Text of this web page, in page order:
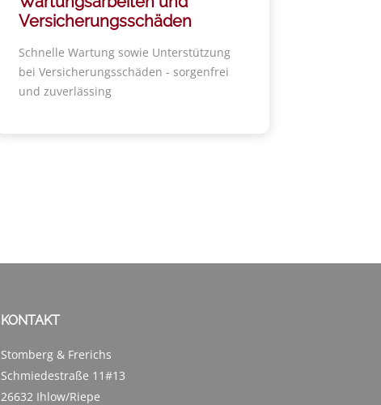
Versicherungsschäden
Schnelle Wartung sowie Unterstützung
bei Versicherungsschäden - sorgenfrei
und zuverlässing
KONTAKT
Stomberg & Frerichs
Schmiedestraße 11#13
26632 Ihlow/Riepe